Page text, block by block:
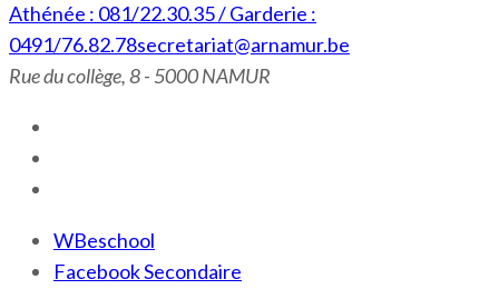
Athénée : 081/22.30.35 / Garderie :
0491/76.82.78secretariat@arnamur.be
Rue du collège, 8 - 5000 NAMUR
WBeschool
Facebook Secondaire